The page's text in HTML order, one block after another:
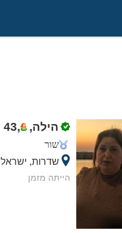
הילה, ,
43
שור
שדרות, ישראל
הייתה מזמן